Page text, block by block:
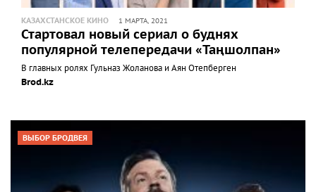
КАЗАХСТАНСКОЕ КИНО 1 МАРТА, 2021
Стартовал новый сериал о буднях
популярной телепередачи «Таңшолпан»
В главных ролях Гульназ Жоланова и Аян Отепберген
Brod.kz
ВЫБОР БРОДВЕЯ